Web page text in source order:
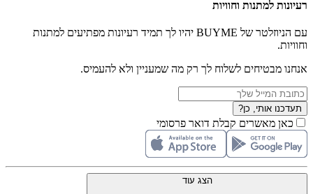
רעיונות למתנות וחוויות
עם הניוזלטר של BUYME יהיו לך תמיד רעיונות מפתיעים למתנות
וחוויות.
אנחנו מבטיחים לשלוח לך רק מה שמעניין ולא להעמיס.
תעדכנו אותי, כן?
כאן מאשרים קבלת דואר פרסומי
הצג עוד